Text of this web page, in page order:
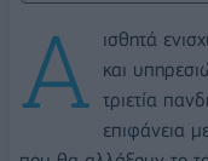
Α
ισθητά
και
τριετία
επιφάνεια